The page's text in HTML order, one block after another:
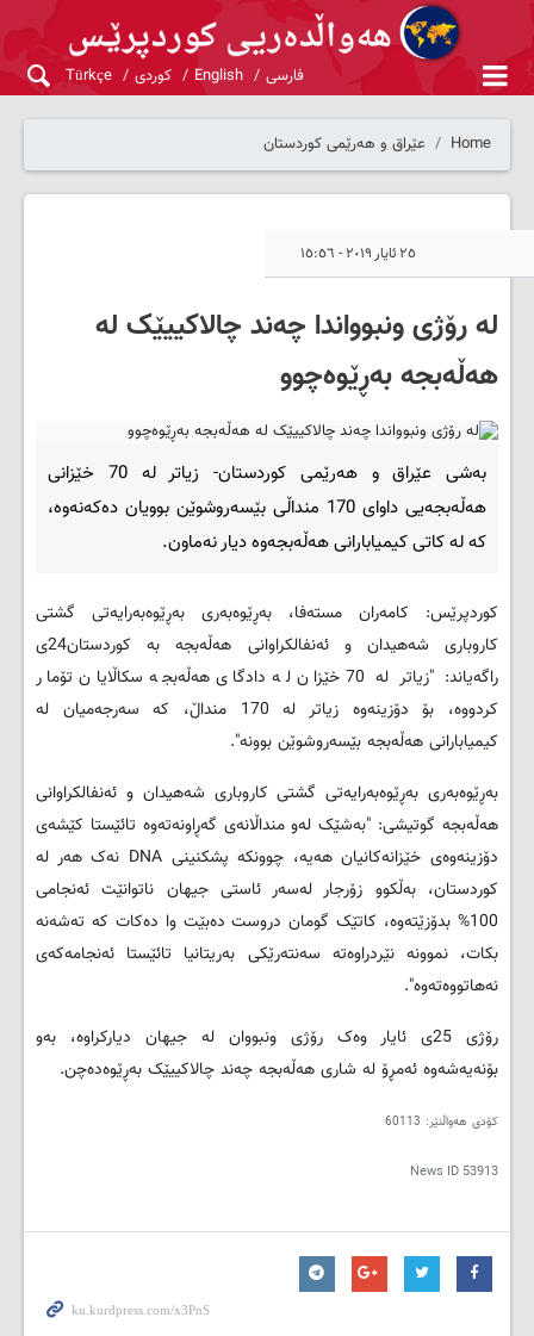
فارسی English کوردی Türkçe
Home عێراق و هەرێمی کوردستان
٢٥ ئایار ٢٠١٩ - ١٥:٥٦
لە رۆژی ونبوواندا چەند چالاکییێک لە
هەڵەبجە بەڕێوەچوو
بەشی عێراق و هەرێمی کوردستان- زیاتر لە 70 خێزانی
ھەڵەبجەیی داوای 170 منداڵی بێسەروشوێن بوویان دەكەنەوە،
كە لە كاتی كیمیابارانی ھەڵەبجەوە دیار نەماون.
کوردپرێس: كامەران مستەفا، بەڕێوەبەری بەڕێوەبەرایەتی گشتی
كاروباری شەھیدان و ئەنفالكراوانی ھەڵەبجە بە كوردستان24ی
راگەیاند: "زیاتر لە 70 خێزان لە دادگای ھەڵەبجە سكاڵایان تۆمار
كردووە، بۆ دۆزینەوە زیاتر لە 170 منداڵ، كە سەرجەمیان لە
كیمیابارانی ھەڵەبجە بێسەروشوێن بوونە".
بەڕێوەبەری بەڕێوەبەرایەتی گشتی كاروباری شەھیدان و ئەنفالكراوانی
ھەڵەبجە گوتیشی: "بەشێک لەو منداڵانەی گەڕاونەتەوە تائێستا كێشەی
دۆزینەوەی خێزانەكانیان ھەیە، چوونكە پشكنینیDNA نەک ھەر لە
كوردستان، بەڵكوو زۆرجار لەسەر ئاستی جیھان ناتوانێت ئەنجامی
100% بدۆزێتەوە، كاتێک گومان دروست دەبێت وا دەكات كە تەشەنە
بكات، نموونە نێردراوەتە سەنتەرێكی بەریتانیا تائێستا ئەنجامەكەی
نەھاتووەتەوە".
رۆژی 25ی ئایار وەک رۆژی ونبووان لە جیھان دیاركراوە، بەو
بۆنەیەشەوە ئەمڕۆ لە شاری ھەڵەبجە چەند چالاكییێک بەڕێوەدەچن.
کۆدی هەواڵنێر: 60113
News ID 53913